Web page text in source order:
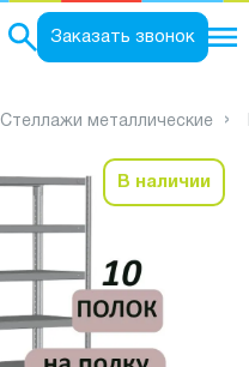
Заказать звонок
Стеллажи металлические
В наличии